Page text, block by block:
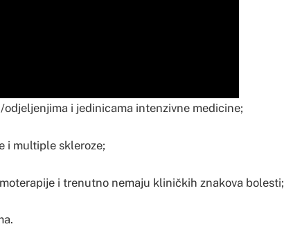
i jedinicama intenzivne medicine;
i multiple skleroze;
i trenutno nemaju kliničkih znakova bolesti;